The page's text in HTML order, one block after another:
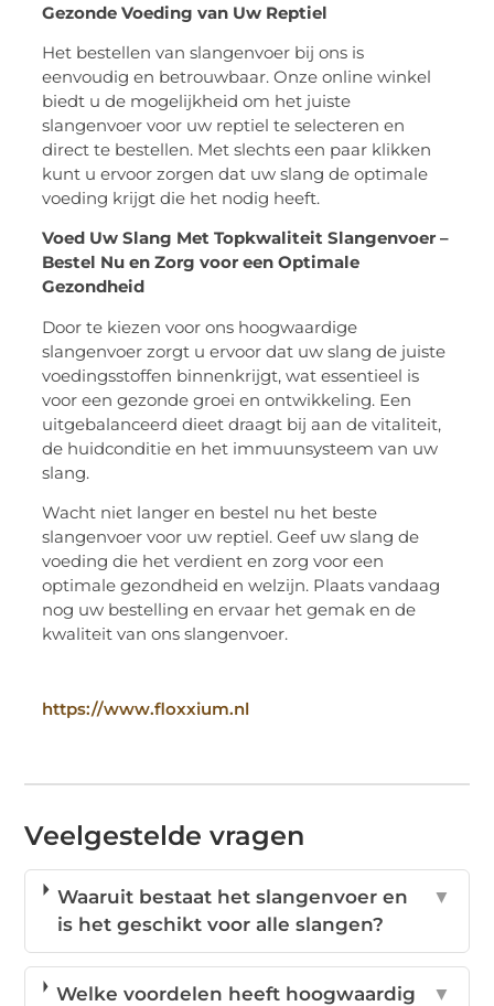
Gezonde Voeding van Uw Reptiel
Het bestellen van slangenvoer bij ons is
eenvoudig en betrouwbaar. Onze online winkel
biedt u de mogelijkheid om het juiste
slangenvoer voor uw reptiel te selecteren en
direct te bestellen. Met slechts een paar klikken
kunt u ervoor zorgen dat uw slang de optimale
voeding krijgt die het nodig heeft.
Voed Uw Slang Met Topkwaliteit Slangenvoer –
Bestel Nu en Zorg voor een Optimale
Gezondheid
Door te kiezen voor ons hoogwaardige
slangenvoer zorgt u ervoor dat uw slang de juiste
voedingsstoffen binnenkrijgt, wat essentieel is
voor een gezonde groei en ontwikkeling. Een
uitgebalanceerd dieet draagt bij aan de vitaliteit,
de huidconditie en het immuunsysteem van uw
slang.
Wacht niet langer en bestel nu het beste
slangenvoer voor uw reptiel. Geef uw slang de
voeding die het verdient en zorg voor een
optimale gezondheid en welzijn. Plaats vandaag
nog uw bestelling en ervaar het gemak en de
kwaliteit van ons slangenvoer.
https://www.floxxium.nl
Veelgestelde vragen
Waaruit bestaat het slangenvoer en
is het geschikt voor alle slangen?
▼
Welke voordelen heeft hoogwaardig
▼